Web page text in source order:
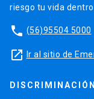
riesgo tu vida
phone (56)95504 5000
launch Ir al sitio de